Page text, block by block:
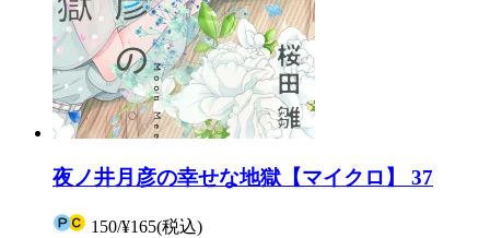
夜ノ井月彦の幸せな地獄【マイクロ】 37
150/¥165(税込)